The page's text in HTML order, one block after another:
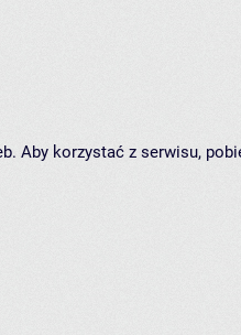
Aby korzystać z serwisu,